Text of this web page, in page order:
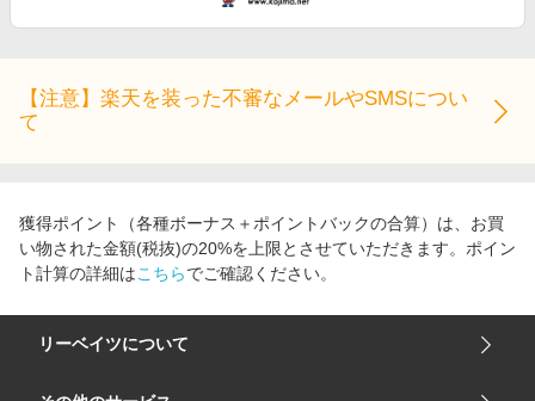
金融・マネー・保険
Qoo10メガポ
Samsung ボーナスキャンペーン
【注意】楽天を装った不審なメールやSMSについ
て
獲得ポイント（各種ボーナス＋ポイントバックの合算）は、お買
い物された金額(税抜)の20%を上限とさせていただきます。ポイン
ト計算の詳細はこちらでご確認ください。
リーベイツについて
会社概要